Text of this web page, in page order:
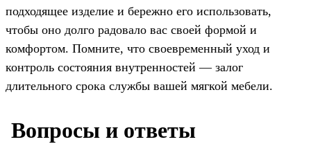
подходящее изделие и бережно его использовать,
чтобы оно долго радовало вас своей формой и
комфортом. Помните, что своевременный уход и
контроль состояния внутренностей — залог
длительного срока службы вашей мягкой мебели.
️ Вопросы и ответы